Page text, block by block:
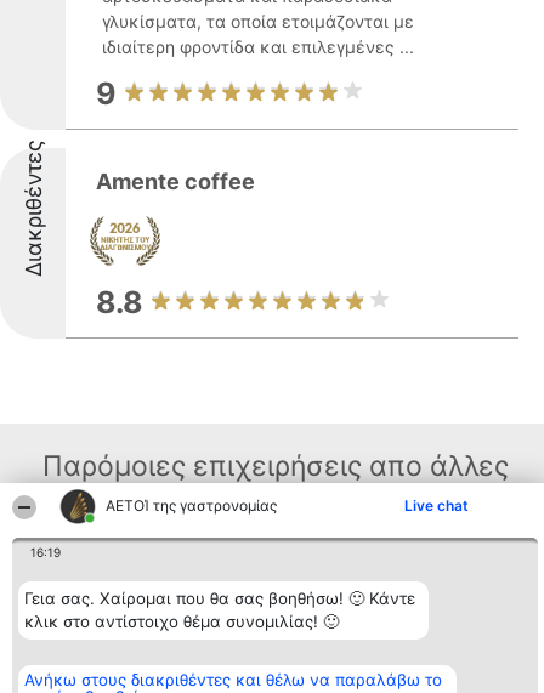
ΑΕΤΟΊ της γαστρονομίας Live chat
16:19
Γεια σας. Χαίρομαι που θα σας βοηθήσω! 🙂 Κάντε
κλικ στο αντίστοιχο θέμα συνομιλίας! 🙂
Ανήκω στους διακριθέντες και θέλω να παραλάβω το
γλυκίσματα, τα οποία ετοιμάζονται με
ιδιαίτερη φροντίδα και επιλεγμένες ...
9
Διακριθέντες Amente coffee
8.8
Παρόμοιες επιχειρήσεις απο άλλες
περιοχές
Διοργανωτής της
κατάταξης
BEAUTIFUL COMPANY
Μονοπρόσωπη ΙΚΕ
2104128019
Κατάταξη
Διακριθέντες
Λίστα όλων
των
Μεθοδολογία
Επικοινωνία
Επικοινωνία